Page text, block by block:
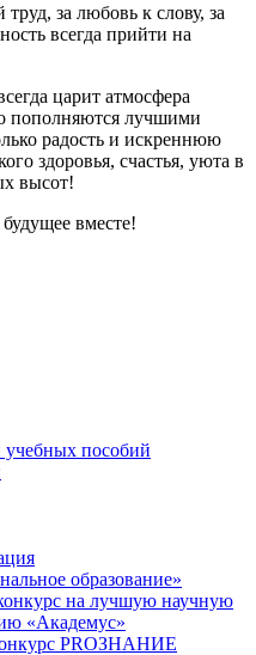
за любовь к слову, за
всегда прийти на
царит атмосфера
пополняются лучшими
радость и искреннюю
здоровья, счастья, уюта в
высот!
вместе!
учебных пособий
образование»
на лучшую научную
«Академус»
PROЗНАНИЕ